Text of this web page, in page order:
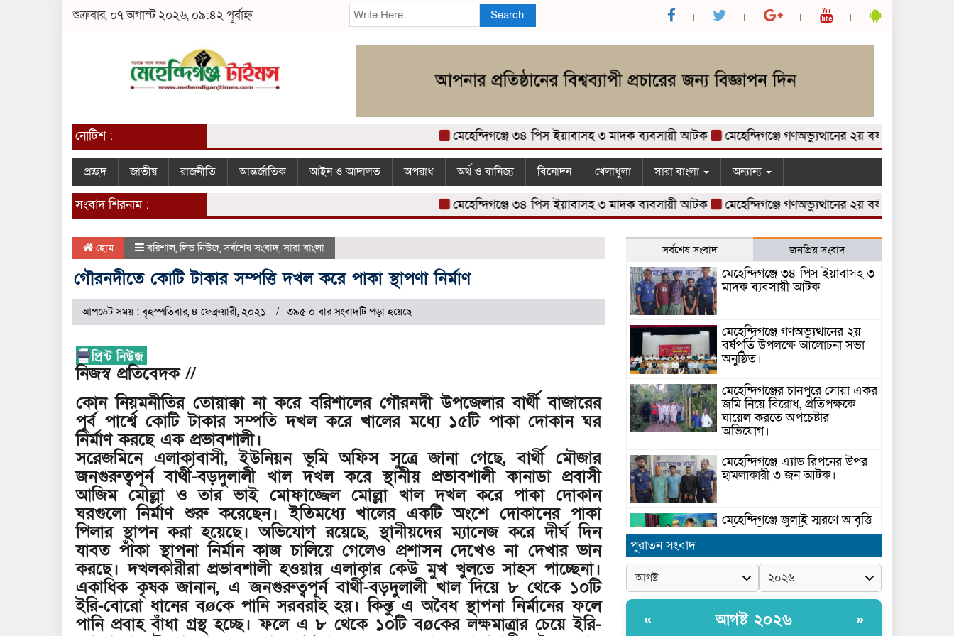
শুক্রবার, ০৭ অগাস্ট ২০২৬, ০৯:৪২ পূর্বাহ্ন Search
নোটিশ : মেহেন্দিগঞ্জে ৩৪ পিস ইয়াবাসহ ৩ মাদক ব্যবসায়ী আটক মেহেন্দিগঞ্জে গণঅভ্যুত্থানের ২য় বর্ষপূর্তি উপলক্ষে
প্রচ্ছদ জাতীয় রাজনীতি আন্তর্জাতিক আইন ও আদালত অপরাধ অর্থ ও বানিজ্য বিনোদন খেলাধুলা সারা বাংলা অন্যান্য
সংবাদ শিরনাম : মেহেন্দিগঞ্জে ৩৪ পিস ইয়াবাসহ ৩ মাদক ব্যবসায়ী আটক মেহেন্দিগঞ্জে গণঅভ্যুত্থানের ২য় বর্ষপূর্তি উপলক্ষে
হোম বরিশাল,লিড নিউজ,সর্বশেষ সংবাদ,সারা বাংলা
গৌরনদীতে কোটি টাকার সম্পত্তি দখল করে পাকা স্থাপণা নির্মাণ
আপডেট সময় : বৃহস্পতিবার, ৪ ফেব্রুয়ারী, ২০২১ ৩৯৫ ০ বার সংবাদটি পড়া হয়েছে
নিজস্ব প্রতিবেদক //
কোন নিয়মনীতির তোয়াক্কা না করে বরিশালের গৌরনদী উপজেলার বার্থী বাজারের
পূর্ব পার্শ্বে কোটি টাকার সম্পতি দখল করে খালের মধ্যে ১৫টি পাকা দোকান ঘর
নির্মাণ করছে এক প্রভাবশালী।
সরেজমিনে এলাকাবাসী, ইউনিয়ন ভূমি অফিস সুত্রে জানা গেছে, বার্থী মৌজার
জনগুরুত্বপূর্ন বার্থী-বড়দুলালী খাল দখল করে স্থানীয় প্রভাবশালী কানাডা প্রবাসী
আজিম মোল্লা ও তার ভাই মোফাজ্জেল মোল্লা খাল দখল করে পাকা দোকান
ঘরগুলো নির্মাণ শুরু করেছেন। ইতিমধ্যে খালের একটি অংশে দোকানের পাকা
পিলার স্থাপন করা হয়েছে। অভিযোগ রয়েছে, স্থানীয়দের ম্যানেজ করে দীর্ঘ দিন
যাবত পাঁকা স্থাপনা নির্মান কাজ চালিয়ে গেলেও প্রশাসন দেখেও না দেখার ভান
করছে। দখলকারীরা প্রভাবশালী হওয়ায় এলাকার কেউ মুখ খুলতে সাহস পাচ্ছেনা।
একাধিক কৃষক জানান, এ জনগুরুত্বপূর্ন বার্থী-বড়দুলালী খাল দিয়ে ৮ থেকে ১০টি
ইরি-বোরো ধানের বøকে পানি সরবরাহ হয়। কিন্তু এ অবৈধ স্থাপনা নির্মানের ফলে
পানি প্রবাহ বাঁধা গ্রস্থ হচ্ছে। ফলে এ ৮ থেকে ১০টি বøকের লক্ষমাত্রার চেয়ে ইরি-
সর্বশেষ সংবাদ জনপ্রিয় সংবাদ
মেহেন্দিগঞ্জে ৩৪ পিস ইয়াবাসহ ৩
মাদক ব্যবসায়ী আটক
মেহেন্দিগঞ্জে গণঅভ্যুত্থানের ২য়
বর্ষপূর্তি উপলক্ষে আলোচনা সভা
অনুষ্ঠিত।
মেহেন্দিগঞ্জের চানপুরে সোয়া একর
জমি নিয়ে বিরোধ, প্রতিপক্ষকে
ঘায়েল করতে অপচেষ্টার
অভিযোগ।
মেহেন্দিগঞ্জে এ্যাড রিপনের উপর
হামলাকারী ৩ জন আটক।
মেহেন্দিগঞ্জে জুলাই স্মরণে আবৃত্তি
প্রতিযোগিতা অনুষ্ঠিত।
সরকার ঘোষিত ফ্যামিলি কার্ড
সংক্রান্ত মাঠ পর্যায়ে তথ্য সংগ্রহে
মাঠকর্মীদের স্বচ্ছতা নিশ্চিত করনে
ধারনা প্রদান করেন নৌপরিবহন প্রতিমন্ত্রী রাজিব
পুরাতন সংবাদ
« আগষ্ট ২০২৬ »